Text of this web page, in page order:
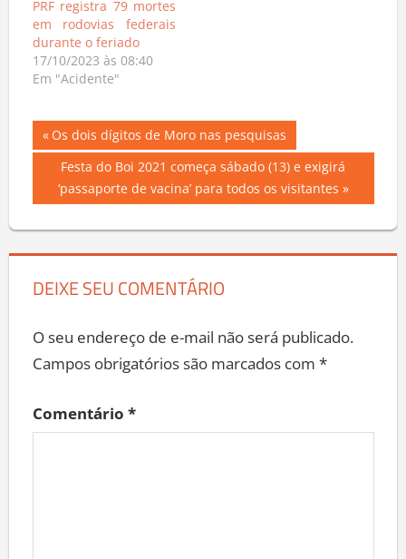
PRF registra 79 mortes
em rodovias federais
durante o feriado
17/10/2023 às 08:40
Em "Acidente"
Navegação
de
Post
Previous
Post:
Os dois dígitos de Moro nas pesquisas
Next
Post:
Festa do Boi 2021 começa sábado (13) e exigirá
‘passaporte de vacina’ para todos os visitantes
DEIXE SEU COMENTÁRIO
O seu endereço de e-mail não será publicado.
Campos obrigatórios são marcados com *
Comentário *